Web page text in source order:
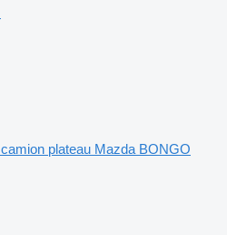
camion plateau Mazda BONGO